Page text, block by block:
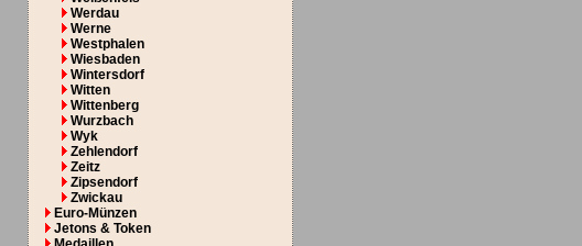
Werdau
Werne
Westphalen
Wiesbaden
Wintersdorf
Witten
Wittenberg
Wurzbach
Wyk
Zehlendorf
Zeitz
Zipsendorf
Zwickau
Euro-Münzen
Jetons & Token